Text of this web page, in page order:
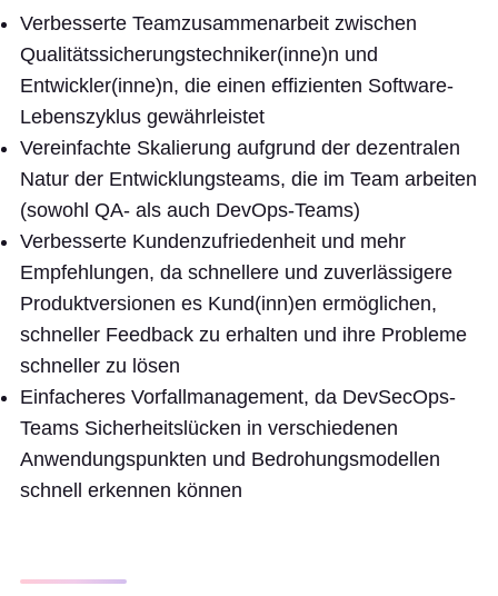
Verbesserte Teamzusammenarbeit zwischen
Qualitätssicherungstechniker(inne)n und
Entwickler(inne)n, die einen effizienten Software-
Lebenszyklus gewährleistet
Vereinfachte Skalierung aufgrund der dezentralen
Natur der Entwicklungsteams, die im Team arbeiten
(sowohl QA- als auch DevOps-Teams)
Verbesserte Kundenzufriedenheit und mehr
Empfehlungen, da schnellere und zuverlässigere
Produktversionen es Kund(inn)en ermöglichen,
schneller Feedback zu erhalten und ihre Probleme
schneller zu lösen
Einfacheres Vorfallmanagement, da DevSecOps-
Teams Sicherheitslücken in verschiedenen
Anwendungspunkten und Bedrohungsmodellen
schnell erkennen können